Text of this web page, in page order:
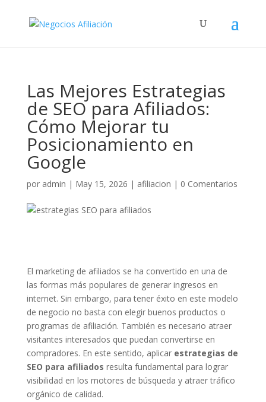
Las Mejores Estrategias
de SEO para Afiliados:
Cómo Mejorar tu
Posicionamiento en
Google
por admin | May 15, 2026 | afiliacion | 0 Comentarios
El marketing de afiliados se ha convertido en una de
las formas más populares de generar ingresos en
internet. Sin embargo, para tener éxito en este modelo
de negocio no basta con elegir buenos productos o
programas de afiliación. También es necesario atraer
visitantes interesados que puedan convertirse en
compradores. En este sentido, aplicar estrategias de
SEO para afiliados resulta fundamental para lograr
visibilidad en los motores de búsqueda y atraer tráfico
orgánico de calidad.